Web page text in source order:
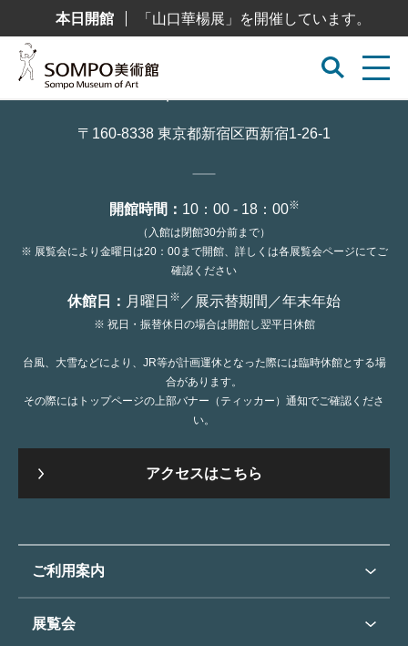
テ
本日開館 「山口華楊展」を開催しています。
〒160-8338 東京都新宿区西新宿1-26-1
開館時間： 10：00 - 18：00※
（入館は閉館30分前まで）
※ 展覧会により金曜日は20：00まで開館、詳しくは各展覧会ページにてご
確認ください
休館日： 月曜日 ※ ／展示替期間／年末年始
※ 祝日・振替休日の場合は開館し翌平日休館
台風、大雪などにより、JR等が計画運休となった際には臨時休館とする場
合があります。
その際にはトップページの上部バナー（ティッカー）通知でご確認くださ
い。
アクセスはこちら
ご利用案内
ご利用案内トップ
展覧会